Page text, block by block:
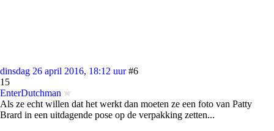
dinsdag 26 april 2016, 18:12 uur #6
15
EnterDutchman
Als ze echt willen dat het werkt dan moeten ze een foto van Patty
Brard in een uitdagende pose op de verpakking zetten...